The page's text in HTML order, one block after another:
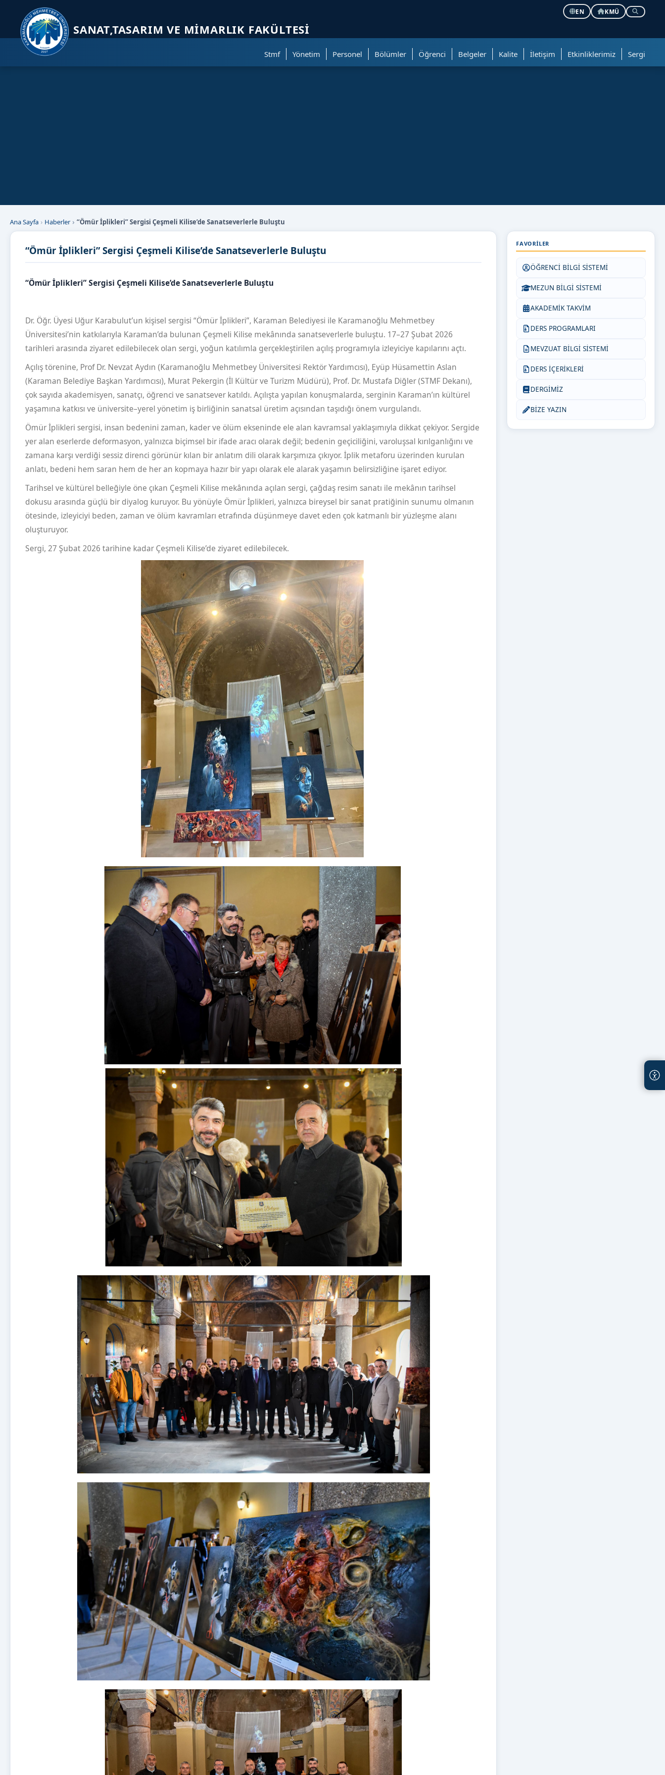
EN
KMÜ
SANAT,TASARIM VE MIMARLIK FAKÜLTESI
Stmf Yönetim Personel Bölümler Öğrenci Belgeler Kalite İletişim Etkinliklerimiz Sergi
Ana Sayfa Haberler “Ömür İplikleri” Sergisi Çeşmeli Kilise’de Sanatseverlerle Buluştu
“Ömür İplikleri” Sergisi Çeşmeli Kilise’de Sanatseverlerle Buluştu
“Ömür İplikleri” Sergisi Çeşmeli Kilise’de Sanatseverlerle Buluştu
Dr. Öğr. Üyesi Uğur Karabulut’un kişisel sergisi “Ömür İplikleri”, Karaman Belediyesi ile Karamanoğlu Mehmetbey
Üniversitesi’nin katkılarıyla Karaman’da bulunan Çeşmeli Kilise mekânında sanatseverlerle buluştu. 17–27 Şubat 2026
tarihleri arasında ziyaret edilebilecek olan sergi, yoğun katılımla gerçekleştirilen açılış programıyla izleyiciye kapılarını açtı.
Açılış törenine, Prof Dr. Nevzat Aydın (Karamanoğlu Mehmetbey Üniversitesi Rektör Yardımcısı), Eyüp Hüsamettin Aslan
(Karaman Belediye Başkan Yardımcısı), Murat Pekergin (İl Kültür ve Turizm Müdürü), Prof. Dr. Mustafa Diğler (STMF Dekanı),
çok sayıda akademisyen, sanatçı, öğrenci ve sanatsever katıldı. Açılışta yapılan konuşmalarda, serginin Karaman’ın kültürel
yaşamına katkısı ve üniversite–yerel yönetim iş birliğinin sanatsal üretim açısından taşıdığı önem vurgulandı.
Ömür İplikleri sergisi, insan bedenini zaman, kader ve ölüm ekseninde ele alan kavramsal yaklaşımıyla dikkat çekiyor. Sergide
yer alan eserlerde deformasyon, yalnızca biçimsel bir ifade aracı olarak değil; bedenin geçiciliğini, varoluşsal kırılganlığını ve
zamana karşı verdiği sessiz direnci görünür kılan bir anlatım dili olarak karşımıza çıkıyor. İplik metaforu üzerinden kurulan
anlatı, bedeni hem saran hem de her an kopmaya hazır bir yapı olarak ele alarak yaşamın belirsizliğine işaret ediyor.
Tarihsel ve kültürel belleğiyle öne çıkan Çeşmeli Kilise mekânında açılan sergi, çağdaş resim sanatı ile mekânın tarihsel
dokusu arasında güçlü bir diyalog kuruyor. Bu yönüyle Ömür İplikleri, yalnızca bireysel bir sanat pratiğinin sunumu olmanın
ötesinde, izleyiciyi beden, zaman ve ölüm kavramları etrafında düşünmeye davet eden çok katmanlı bir yüzleşme alanı
oluşturuyor.
Sergi, 27 Şubat 2026 tarihine kadar Çeşmeli Kilise’de ziyaret edilebilecek.
FAVORILER
ÖĞRENCİ BİLGİ SİSTEMİ
MEZUN BİLGİ SİSTEMİ
AKADEMİK TAKVİM
DERS PROGRAMLARI
MEVZUAT BİLGİ SİSTEMİ
DERS İÇERİKLERİ
DERGİMİZ
BİZE YAZIN